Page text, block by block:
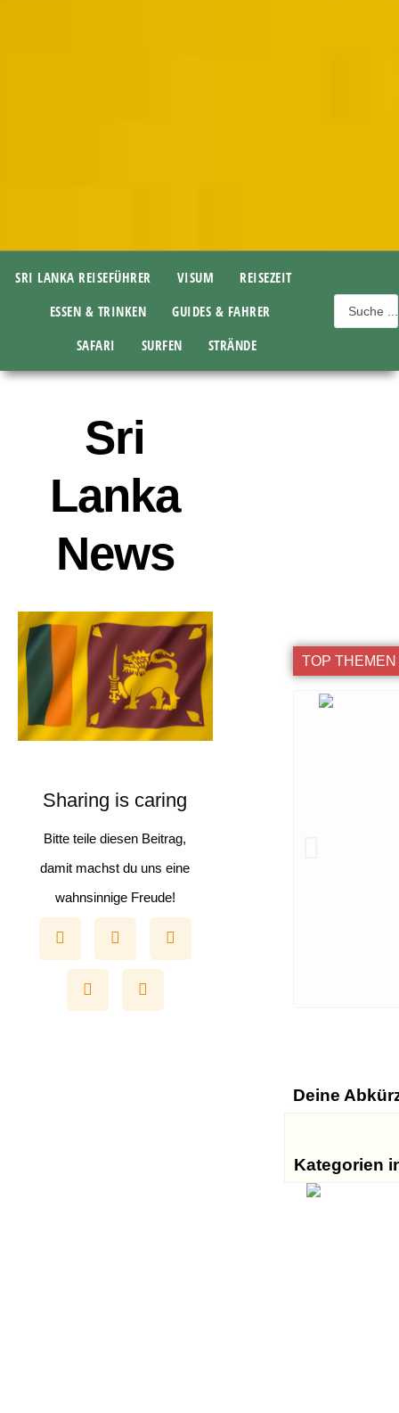
SRI LANKA REISEFÜHRER VISUM
REISEZEIT
ESSEN & TRINKEN
GUIDES & FAHRER
SAFARI
SURFEN STRÄNDE
Sri
Lanka
News
Sharing is caring
Bitte teile diesen Beitrag,
damit machst du uns eine
wahnsinnige Freude!
TOP THEMEN
Deine
Kategorien